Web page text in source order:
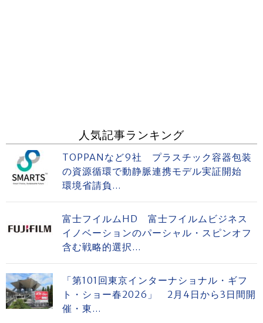
人気記事ランキング
TOPPANなど9社 プラスチック容器包装
の資源循環で動静脈連携モデル実証開始
環境省請負...
富士フイルムHD 富士フイルムビジネス
イノベーションのパーシャル・スピンオフ
含む戦略的選択...
「第101回東京インターナショナル・ギフ
ト・ショー春2026」 2月4日から3日間開
催・東...